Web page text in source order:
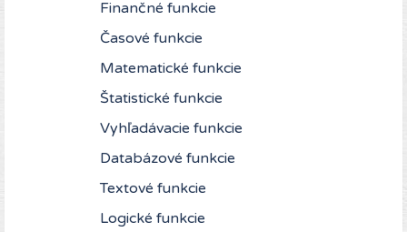
Finančné funkcie
Časové funkcie
Matematické funkcie
Štatistické funkcie
Vyhľadávacie funkcie
Databázové funkcie
Textové funkcie
Logické funkcie